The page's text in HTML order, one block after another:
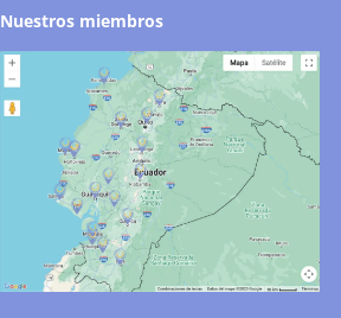
Nuestros miembros